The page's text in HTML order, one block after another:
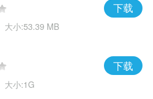
大小:53.39 MB
下载
大小:1G
下载